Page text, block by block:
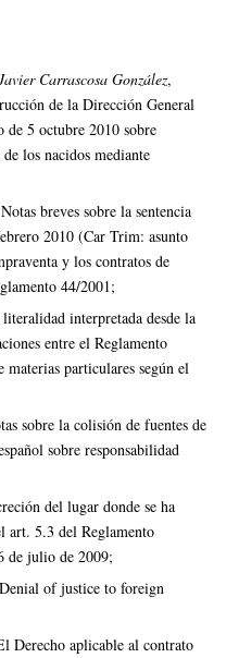
Carrascosa González,
de la Dirección General
de 5 octubre 2010 sobre
los nacidos mediante
breves sobre la sentencia
2010 (Car Trim: asunto
y los contratos de
44/2001;
interpretada desde la
entre el Reglamento
particulares según el
sobre la colisión de fuentes de
sobre responsabilidad
del lugar donde se ha
art. 5.3 del Reglamento
de julio de 2009;
of justice to foreign
Derecho aplicable al contrato